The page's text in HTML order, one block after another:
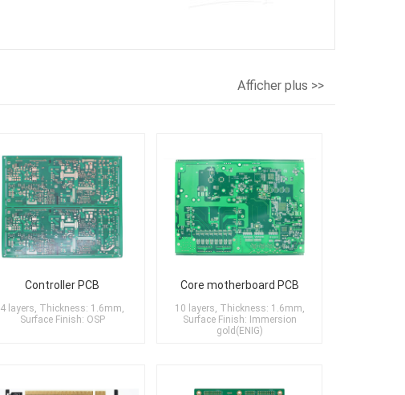
Afficher plus >>
Controller PCB
4 layers, Thickness: 1.6mm,
Surface Finish: OSP
Core motherboard PCB
10 layers, Thickness: 1.6mm,
Surface Finish: Immersion
gold(ENIG)